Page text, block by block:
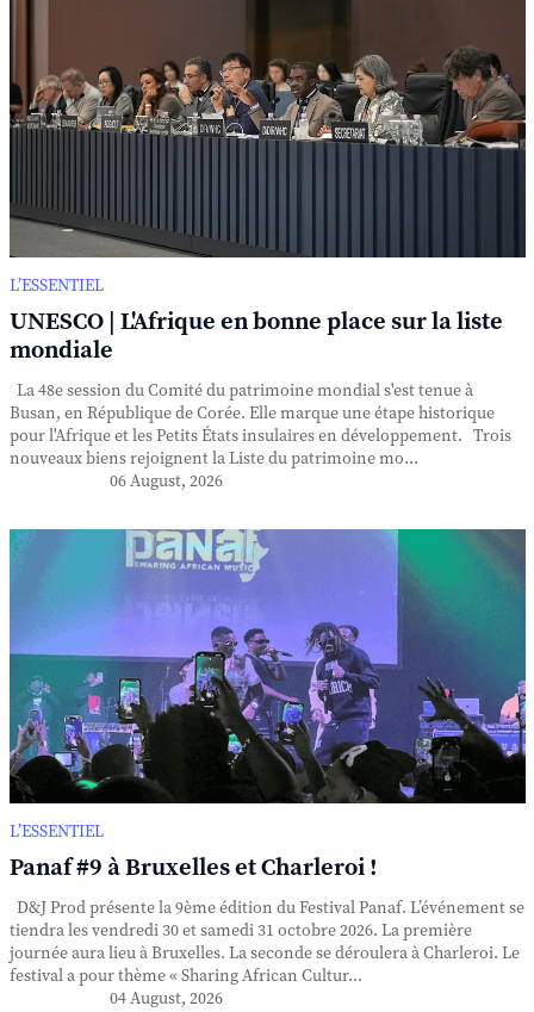
L’ESSENTIEL
UNESCO | L'Afrique en bonne place sur la liste
mondiale
La 48e session du Comité du patrimoine mondial s'est tenue à
Busan, en République de Corée. Elle marque une étape historique
pour l'Afrique et les Petits États insulaires en développement. Trois
nouveaux biens rejoignent la Liste du patrimoine mo...
06 August, 2026
L’ESSENTIEL
Panaf #9 à Bruxelles et Charleroi !
D&J Prod présente la 9ème édition du Festival Panaf. L’événement se
tiendra les vendredi 30 et samedi 31 octobre 2026. La première
journée aura lieu à Bruxelles. La seconde se déroulera à Charleroi. Le
festival a pour thème « Sharing African Cultur...
04 August, 2026